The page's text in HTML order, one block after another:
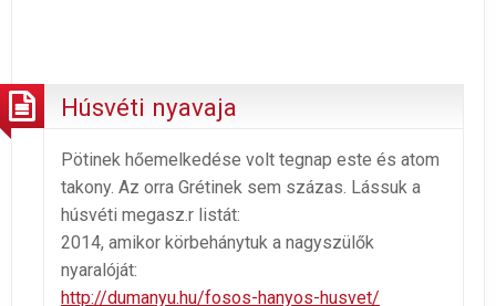
Húsvéti nyavaja
Pötinek hőemelkedése volt tegnap este és atom
takony. Az orra Grétinek sem százas. Lássuk a
húsvéti megasz.r listát:
2014, amikor körbehánytuk a nagyszülők
nyaralóját:
http://dumanyu.hu/fosos-hanyos-husvet/